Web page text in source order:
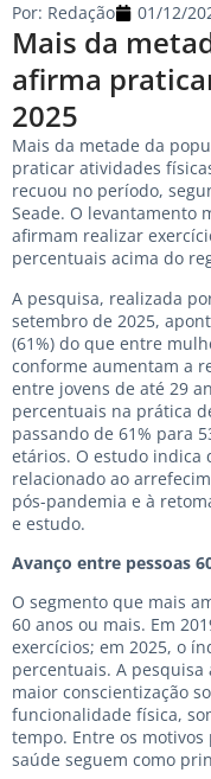
Mais da
afirma
2025
Por: Redação 01/12/
Mais da metade da
praticar atividades
recuou no período,
Seade. O levantamento
afirmam realizar
percentuais acima do
A pesquisa, realizada
setembro de 2025,
(61%) do que entre
conforme aumentam a
entre jovens de até 29
percentuais na prática
passando de 61% para
etários. O estudo indica
relacionado ao
pós-pandemia e à
e estudo.
Avanço entre pessoas
O segmento que mais
60 anos ou mais. Em
exercícios; em 2025, o
percentuais. A
maior conscientização
funcionalidade física,
tempo. Entre os
saúde seguem como